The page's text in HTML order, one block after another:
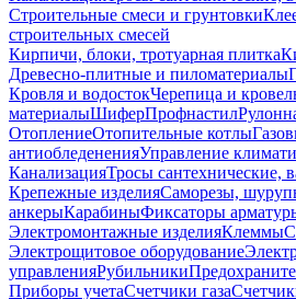
Строительные смеси и грунтовки
строительных смесей
Кирпичи, блоки, тротуарная плитка
Древесно-плитные и пиломатериалы
Кровля и водостокЧерепица и
материалыШиферПрофнастил
ОтоплениеОтопительные котлы
антиобледененияУправление
КанализацияТросы сантехнические,
Крепежные изделияСаморезы,
анкерыКарабиныФиксаторы
Электромонтажные изделияКлеммы
Электрощитовое оборудование
управленияРубильники
Приборы учетаСчетчики газа